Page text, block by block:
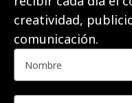
creatividad,
comunicación.